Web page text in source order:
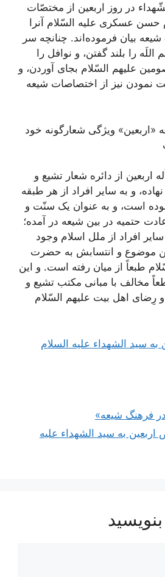
در روز اربعین از مختصّات
حسن عسکری علیه السّلام آنرا
بیان فرموده‌اند. چنانچه سر
را بلند گفتن، و نوافل را
علیهم السّلام بجای آوردن، و
نمودن نیز از اختصاصات شیعه
«اربعین» ویژگی شعارگونه خود
اربعین از دائره شعار تشیع و
و به سایر افراد از هر طبقه
است، و به عنوان یک سنّت و
حتمیه در بین شیعه در آمده؛
افراد از ملل اسلام وجود
موضوع و انتسابش به حضرت
طبعاً از میان رفته است. و این
مخالف با مبانی مکتب تشیع و
رِضای اهل بیت علیهم السّلام
سید الشهداء علیه السلام
فرهنگ شیعه»
به سید الشهداء علیه